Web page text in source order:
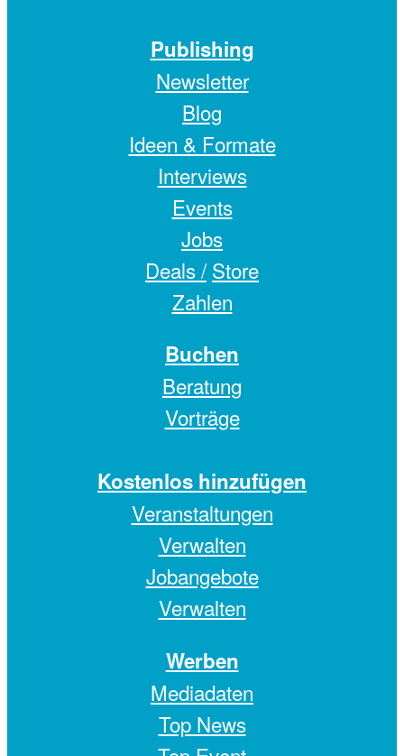
Publishing
Newsletter
Blog
Ideen & Formate
Interviews
Events
Jobs
Deals / Store
Zahlen
Buchen
Beratung
Vorträge
Kostenlos hinzufügen
Veranstaltungen
Verwalten
Jobangebote
Verwalten
Werben
Mediadaten
Top News